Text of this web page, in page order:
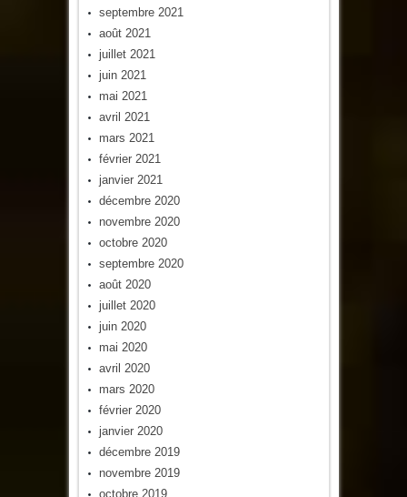
septembre 2021
août 2021
juillet 2021
juin 2021
mai 2021
avril 2021
mars 2021
février 2021
janvier 2021
décembre 2020
novembre 2020
octobre 2020
septembre 2020
août 2020
juillet 2020
juin 2020
mai 2020
avril 2020
mars 2020
février 2020
janvier 2020
décembre 2019
novembre 2019
octobre 2019